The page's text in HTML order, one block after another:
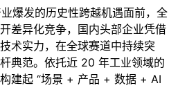
爆发的历史性跨越机遇面前，全
差异化竞争，国内头部企业凭借
术实力，在全球赛道中持续突
典范。依托近 20 年工业领域的
建起 “场景 + 产品 + 数据 + AI